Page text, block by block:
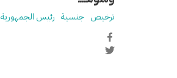
ترخيص جنسية رئيس الجمهورية